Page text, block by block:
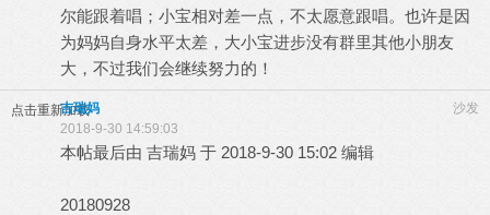
尔能跟着唱；小宝相对差一点，不太愿意跟唱。也许是因
为妈妈自身水平太差，大小宝进步没有群里其他小朋友
大，不过我们会继续努力的！
点击重新加载 沙发
吉瑞妈
2018-9-30 14:59:03
本帖最后由 吉瑞妈 于 2018-9-30 15:02 编辑
20180928